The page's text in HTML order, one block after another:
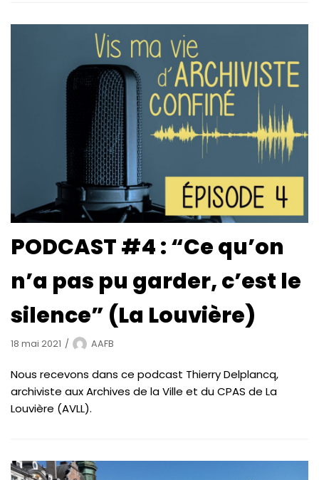
PODCAST #4 : “Ce qu’on
n’a pas pu garder, c’est le
silence” (La Louvière)
18 mai 2021 AAFB
Nous recevons dans ce podcast Thierry Delplancq,
archiviste aux Archives de la Ville et du CPAS de La
Louvière (AVLL).